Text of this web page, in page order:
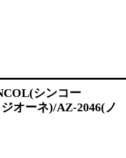
シンコー
オーネ)/AZ-2046(ノ